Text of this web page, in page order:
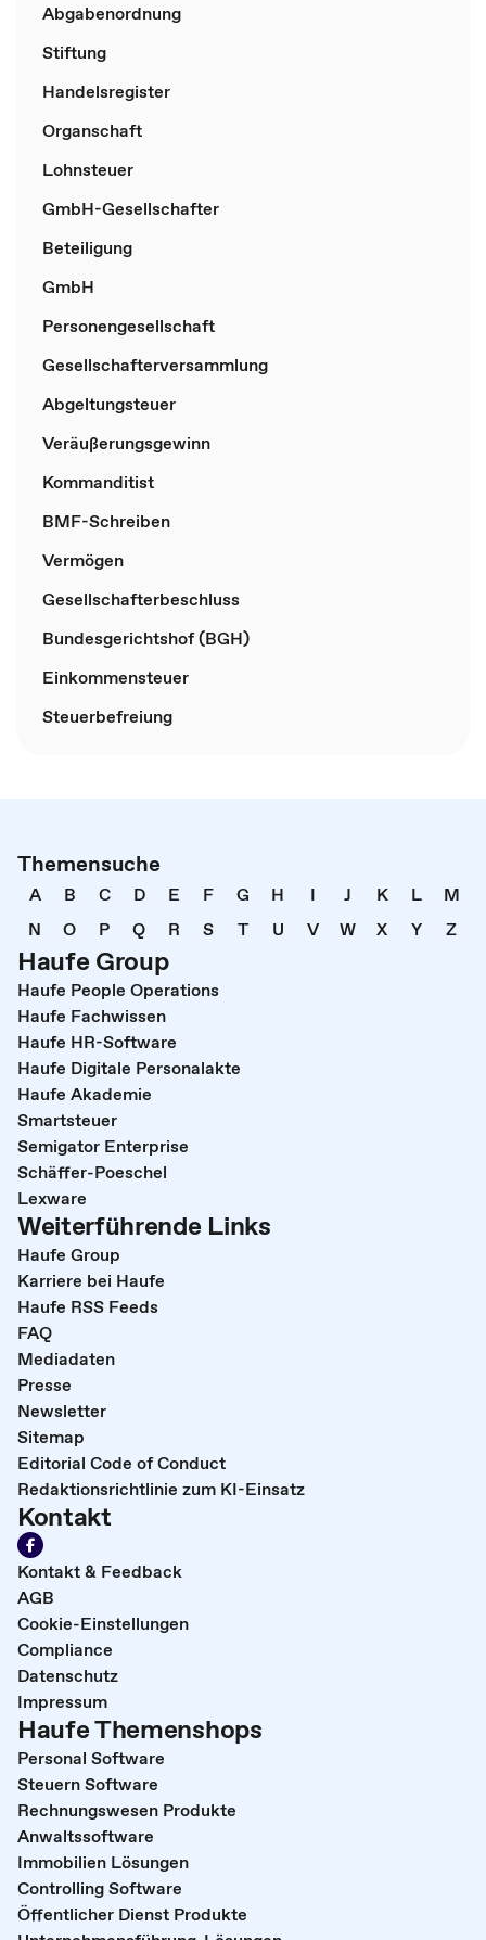
Abgabenordnung
Stiftung
Handelsregister
Organschaft
Lohnsteuer
GmbH-Gesellschafter
Beteiligung
GmbH
Personengesellschaft
Gesellschafterversammlung
Abgeltungsteuer
Veräußerungsgewinn
Kommanditist
BMF-Schreiben
Vermögen
Gesellschafterbeschluss
Bundesgerichtshof (BGH)
Einkommensteuer
Steuerbefreiung
Themensuche
A B C D E F G H I J K L
M
N
O P Q R S T U V W X Y Z
Haufe Group
Haufe People Operations
Haufe Fachwissen
Haufe HR-Software
Haufe Digitale Personalakte
Haufe Akademie
Smartsteuer
Semigator Enterprise
Schäffer-Poeschel
Lexware
Weiterführende Links
Haufe Group
Karriere bei Haufe
Haufe RSS Feeds
FAQ
Mediadaten
Presse
Newsletter
Sitemap
Editorial Code of Conduct
Redaktionsrichtlinie zum KI-Einsatz
Kontakt
Kontakt & Feedback
AGB
Cookie-Einstellungen
Compliance
Datenschutz
Impressum
Haufe Themenshops
Personal Software
Steuern Software
Rechnungswesen Produkte
Anwaltssoftware
Immobilien Lösungen
Controlling Software
Öffentlicher Dienst Produkte